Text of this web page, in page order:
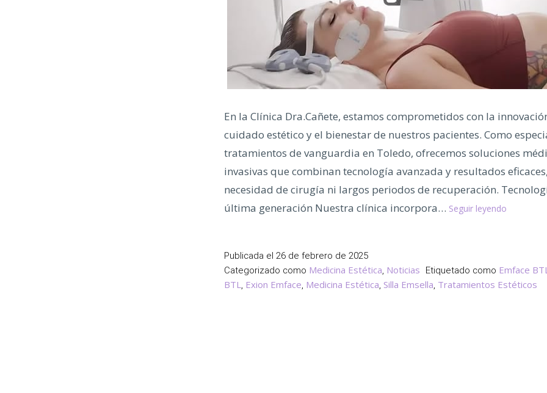
En la Clínica Dra.Cañete, estamos comprometidos con la
cuidado estético y el bienestar de nuestros pacientes. Como
tratamientos de vanguardia en Toledo, ofrecemos soluciones
invasivas que combinan tecnología avanzada y resultados
necesidad de cirugía ni largos periodos de recuperación.
última generación Nuestra clínica incorpora… Seguir leyendo
de
Publicada el 26 de febrero de 2025
Categorizado como Medicina Estética, Noticias Etiquetado como Emface
BTL, Exion Emface, Medicina Estética, Silla Emsella, Tratamientos Estéticos